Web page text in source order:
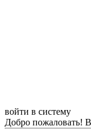
войти в систему
Добро пожаловать!